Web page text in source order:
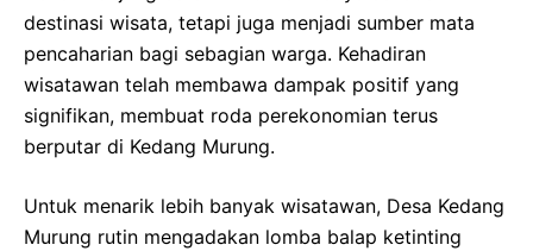
destinasi wisata, tetapi juga menjadi sumber mata
pencaharian bagi sebagian warga. Kehadiran
wisatawan telah membawa dampak positif yang
signifikan, membuat roda perekonomian terus
berputar di Kedang Murung.
Untuk menarik lebih banyak wisatawan, Desa Kedang
Murung rutin mengadakan lomba balap ketinting